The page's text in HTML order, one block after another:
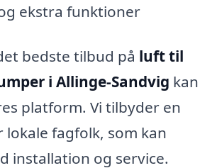
ekstra funktioner
bedste tilbud på luft til
i Allinge-Sandvig kan
platform. Vi tilbyder en
lokale fagfolk, som kan
installation og service.